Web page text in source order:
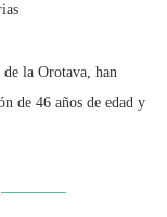
la Orotava, han
de 46 años de edad y